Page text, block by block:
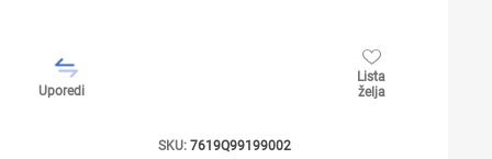
Uporedi
Lista
želja
SKU: 7619Q99199002